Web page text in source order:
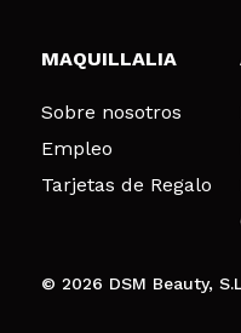
MAQUILLALIA
Sobre nosotros
Empleo
Tarjetas de Regalo
© 2026 DSM Beauty,